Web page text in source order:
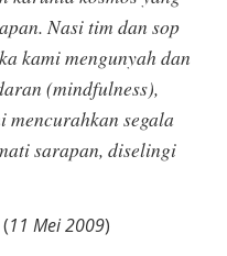
Nasi tim dan sop
kami mengunyah dan
(mindfulness),
mencurahkan segala
sarapan, diselingi
(11 Mei 2009)